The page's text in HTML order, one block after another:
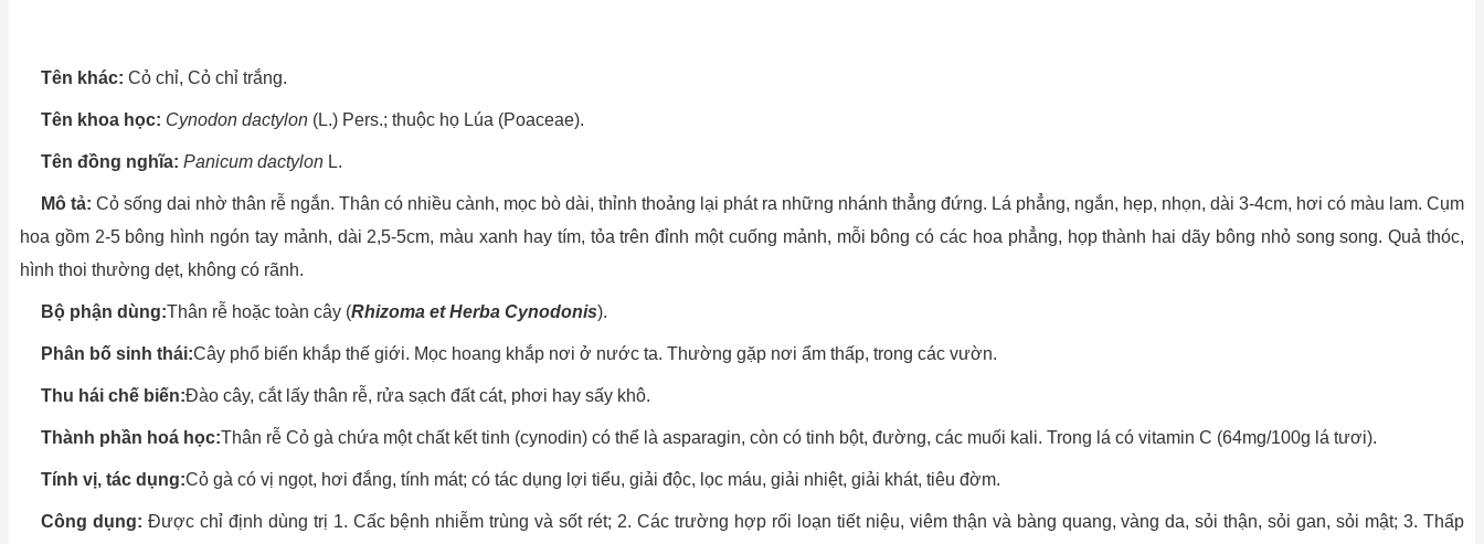
Tên khác: Cỏ chỉ, Cỏ chỉ trắng.
Tên khoa học: Cynodon dactylon(L.) Pers.; thuộc họ Lúa (Poaceae).
Tên đồng nghĩa: Panicum dactylonL.
Mô tả: Cỏ sống dai nhờ thân rễ ngắn. Thân có nhiều cành, mọc bò dài, thỉnh thoảng lại phát ra những nhánh thẳng đứng. Lá phẳng, ngắn, hẹp, nhọn, dài 3-4cm, hơi có màu lam. Cụm
hoa gồm 2-5 bông hình ngón tay mảnh, dài 2,5-5cm, màu xanh hay tím, tỏa trên đỉnh một cuống mảnh, mỗi bông có các hoa phẳng, họp thành hai dãy bông nhỏ song song. Quả thóc,
hình thoi thường dẹt, không có rãnh.
Bộ phận dùng:Thân rễ hoặc toàn cây (Rhizoma et Herba Cynodonis).
Phân bố sinh thái:Cây phổ biến khắp thế giới. Mọc hoang khắp nơi ở nước ta. Thường gặp nơi ẩm thấp, trong các vườn.
Thu hái chế biến:Ðào cây, cắt lấy thân rễ, rửa sạch đất cát, phơi hay sấy khô.
Thành phần hoá học:Thân rễ Cỏ gà chứa một chất kết tinh (cynodin) có thể là asparagin, còn có tinh bột, đường, các muối kali. Trong lá có vitamin C (64mg/100g lá tươi).
Tính vị, tác dụng:Cỏ gà có vị ngọt, hơi đắng, tính mát; có tác dụng lợi tiểu, giải độc, lọc máu, giải nhiệt, giải khát, tiêu đờm.
Công dụng: Ðược chỉ định dùng trị 1. Cấc bệnh nhiễm trùng và sốt rét; 2. Các trường hợp rối loạn tiết niệu, viêm thận và bàng quang, vàng da, sỏi thận, sỏi gan, sỏi mật; 3. Thấp